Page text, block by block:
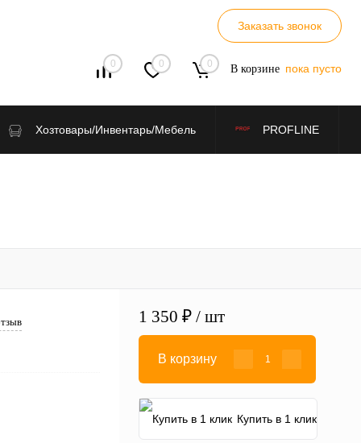
Заказать звонок
0 0 0 В корзине пока пусто
Хозтовары/Инвентарь/Мебель PROFLINE
1 350 ₽ / шт
В корзину
Купить в 1 клик